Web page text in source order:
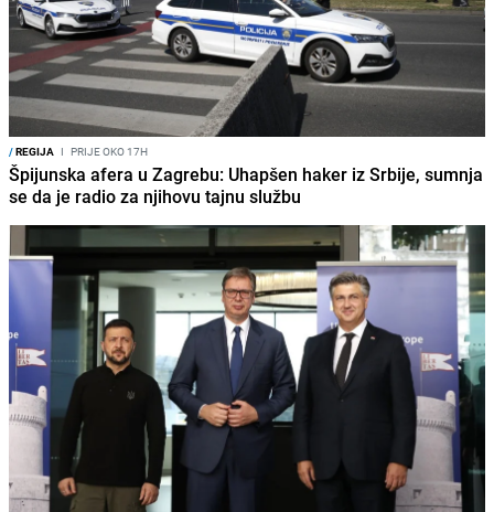
/REGIJA I PRIJE OKO 17H
Špijunska afera u Zagrebu: Uhapšen haker iz Srbije, sumnja
se da je radio za njihovu tajnu službu